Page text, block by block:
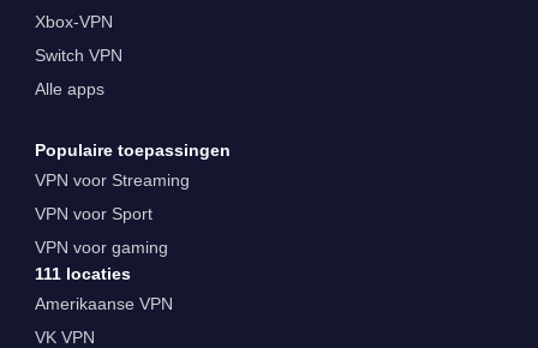
Xbox-VPN
Switch VPN
Alle apps
Populaire toepassingen
VPN voor Streaming
VPN voor Sport
VPN voor gaming
111 locaties
Amerikaanse VPN
VK VPN